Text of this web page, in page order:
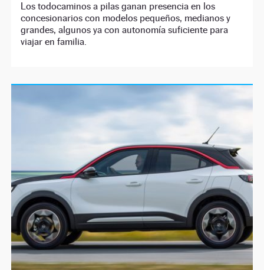
Los todocaminos a pilas ganan presencia en los
concesionarios con modelos pequeños, medianos y
grandes, algunos ya con autonomía suficiente para
viajar en familia.